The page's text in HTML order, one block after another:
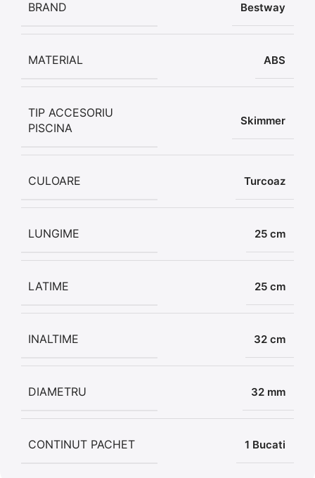
BRAND Bestway
MATERIAL ABS
TIP ACCESORIU
PISCINA
Skimmer
CULOARE Turcoaz
LUNGIME 25 cm
LATIME 25 cm
INALTIME 32 cm
DIAMETRU 32 mm
CONTINUT PACHET 1 Bucati